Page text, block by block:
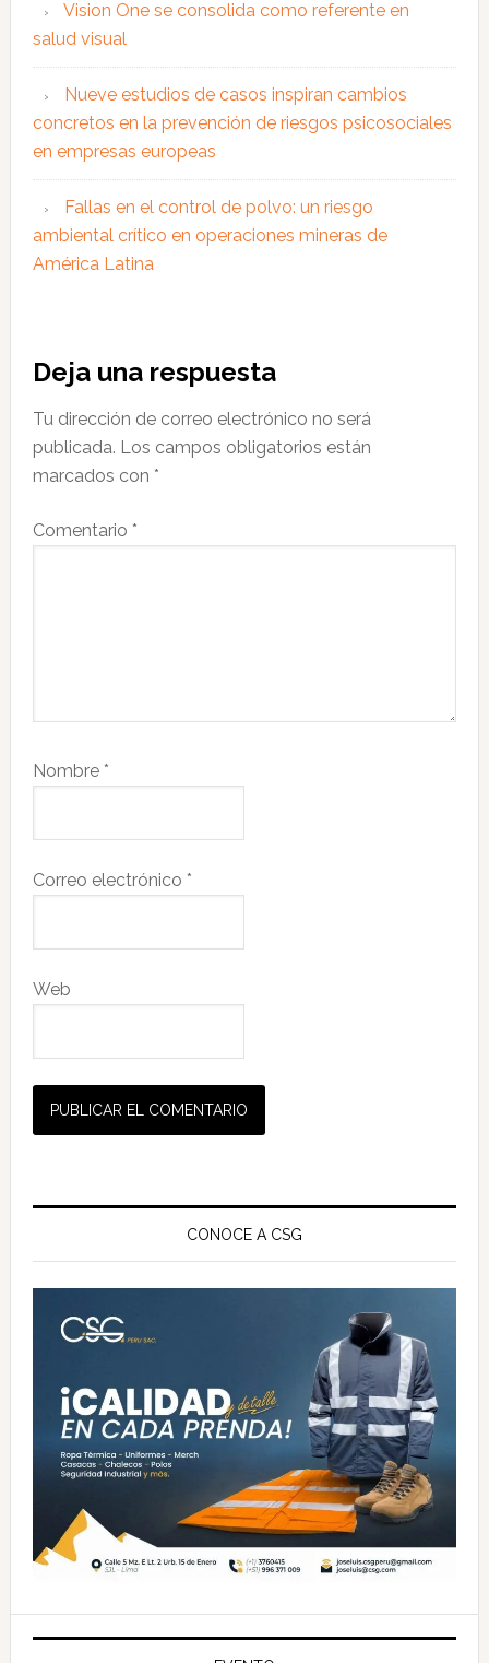
Vision One se consolida como referente en
salud visual
Nueve estudios de casos inspiran cambios
concretos en la prevención de riesgos psicosociales
en empresas europeas
Fallas en el control de polvo: un riesgo
ambiental crítico en operaciones mineras de
América Latina
Interacciones
con
los
lectores
Deja una respuesta
Tu dirección de correo electrónico no será
publicada. Los campos obligatorios están
marcados con *
Comentario *
Nombre *
Correo electrónico *
Web
Barra
principal
CONOCE A CSG